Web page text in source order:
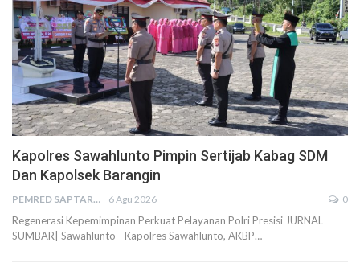
Kapolres Sawahlunto Pimpin Sertijab Kabag SDM
Dan Kapolsek Barangin
PEMRED SAPTARIUS 6 Agu 2026 0
Regenerasi Kepemimpinan Perkuat Pelayanan Polri Presisi JURNAL
SUMBAR| Sawahlunto - Kapolres Sawahlunto, AKBP…